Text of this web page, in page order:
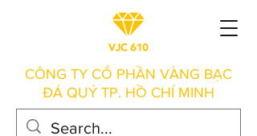
CÔNG TY CỔ PHẦN VÀNG BẠC
ĐÁ QUÝ TP. HỒ CHÍ MINH